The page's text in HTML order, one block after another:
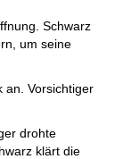
Schwarz
um seine
an. Vorsichtiger
drohte
klärt die